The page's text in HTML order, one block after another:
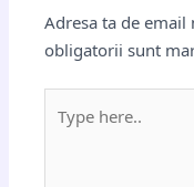
Adresa ta de email
obligatorii sunt
here..